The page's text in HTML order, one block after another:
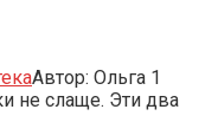
Автор: Ольга 1
не слаще. Эти два